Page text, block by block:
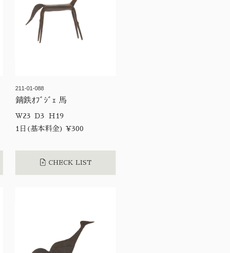
211-01-088
錆鉄ｵﾌﾞｼﾞｪ 馬
W23 D3 H19
1日(基本料金) ¥300
CHECK LIST